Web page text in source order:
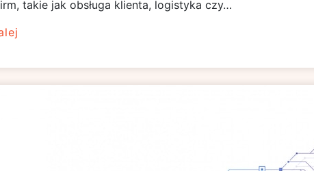
takie jak obsługa klienta, logistyka czy…